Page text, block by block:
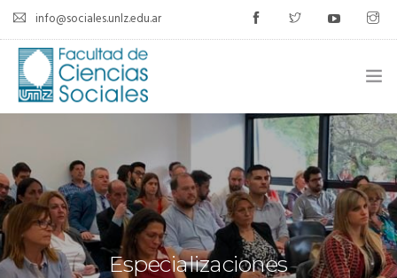
info@sociales.unlz.edu.ar
INSTITUCIONAL
CARRERAS
CALENDARIO ACADÉMICOEspecializaciones